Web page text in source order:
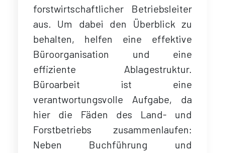
forstwirtschaftlicher Betriebsleiter
aus. Um dabei den Überblick zu
behalten, helfen eine effektive
Büroorganisation und eine
effiziente Ablagestruktur.
Büroarbeit ist eine
verantwortungsvolle Aufgabe, da
hier die Fäden des Land- und
Forstbetriebs zusammenlaufen:
Neben Buchführung und